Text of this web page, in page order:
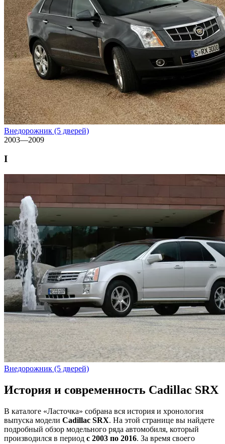
Внедорожник (5 дверей)
2003—2009
I
Внедорожник (5 дверей)
История и современность Cadillac SRX
В каталоге «Ласточка» собрана вся история и хронология
выпуска модели Cadillac SRX. На этой странице вы найдете
подробный обзор модельного ряда автомобиля, который
производился в период с 2003 по 2016. За время своего